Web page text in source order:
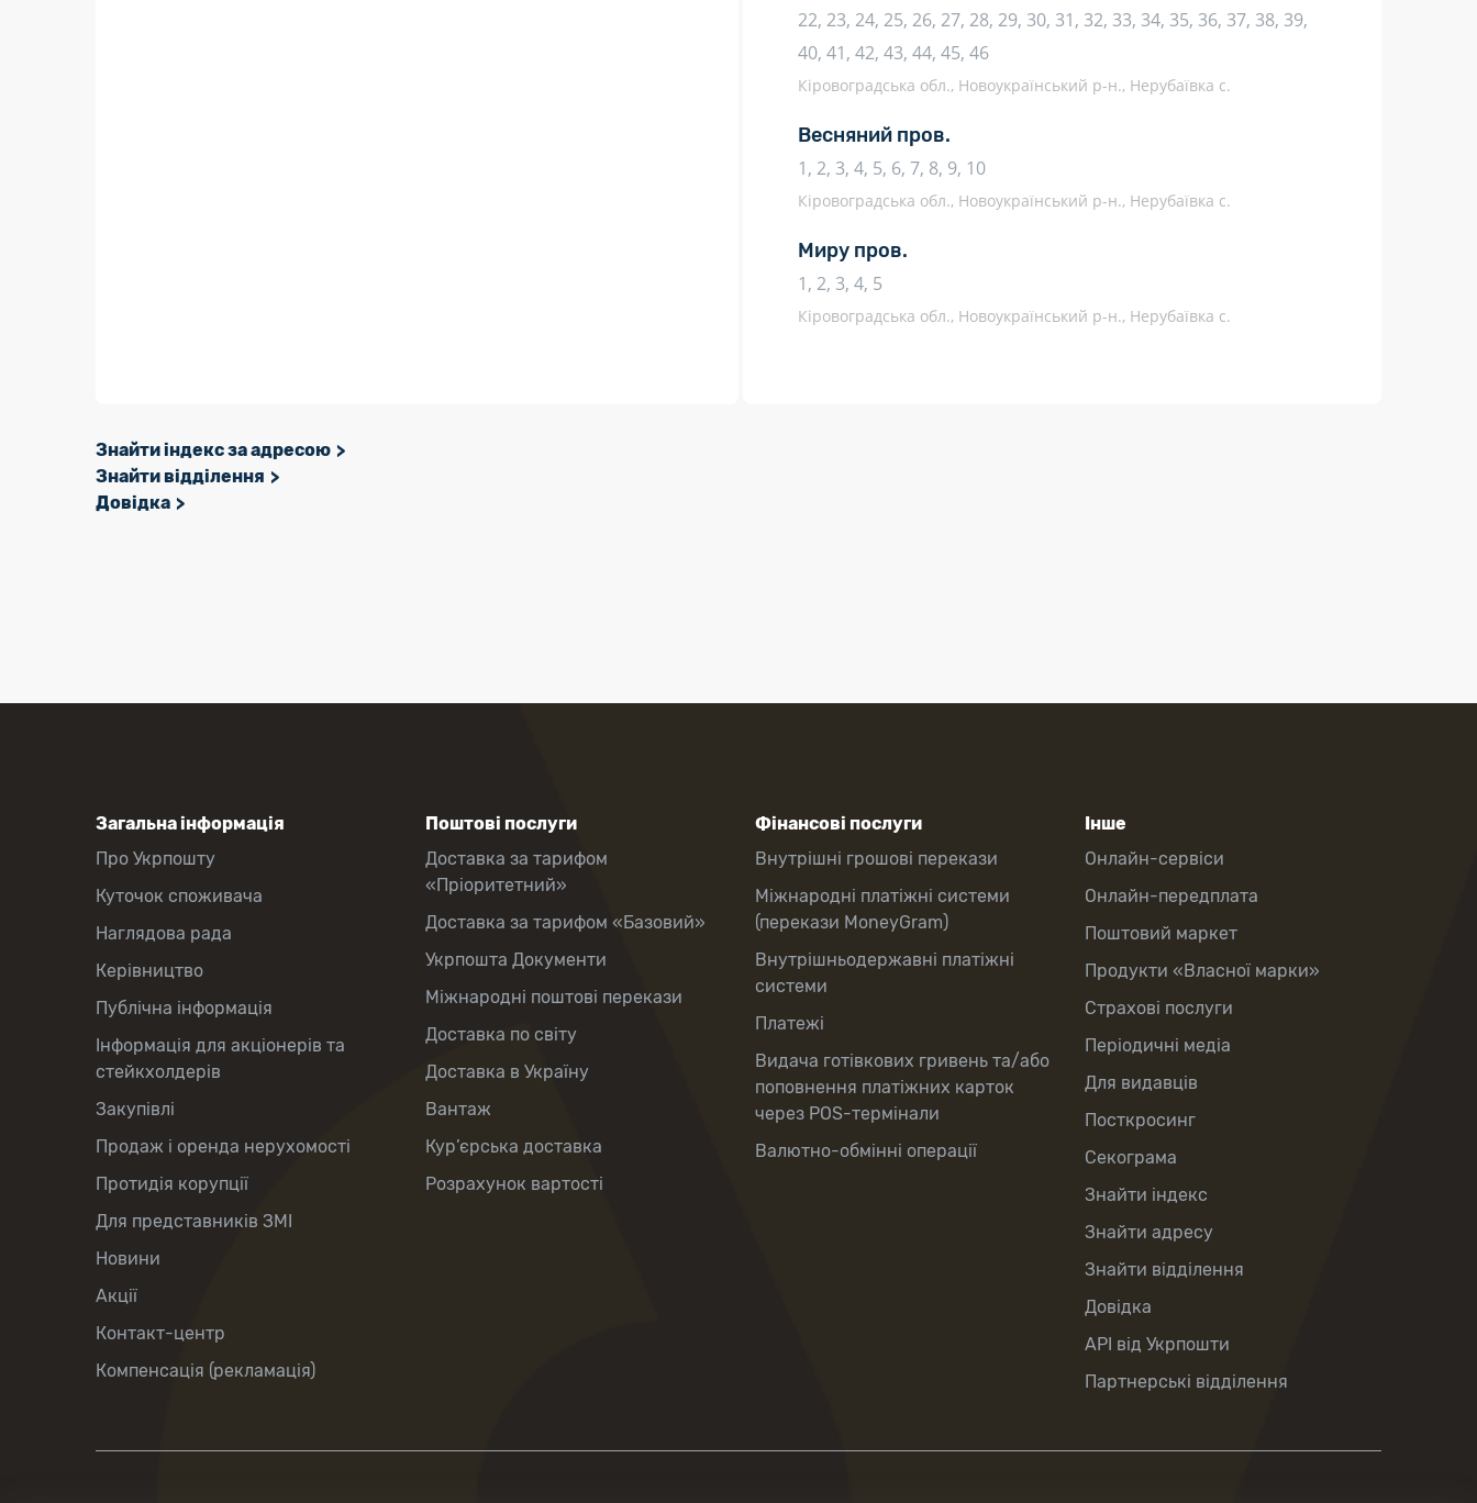
22, 23, 24, 25, 26, 27, 28, 29, 30, 31, 32, 33, 34, 35, 36, 37, 38, 39,
40, 41, 42, 43, 44, 45, 46
Кіровоградська обл., Новоукраїнський р-н., Нерубаївка с.
Весняний пров.
1, 2, 3, 4, 5, 6, 7, 8, 9, 10
Кіровоградська обл., Новоукраїнський р-н., Нерубаївка с.
Миру пров.
1, 2, 3, 4, 5
Кіровоградська обл., Новоукраїнський р-н., Нерубаївка с.
Знайти індекс за адресою
Знайти відділення
Довідка
Загальна інформація
Про Укрпошту
Куточок споживача
Наглядова рада
Керівництво
Публічна інформація
Інформація для акціонерів та
стейкхолдерів
Закупівлі
Продаж і оренда нерухомості
Протидія корупції
Для представників ЗМІ
Новини
Акції
Контакт-центр
Компенсація (рекламація)
Поштові послуги
Доставка за тарифом
«Пріоритетний»
Доставка за тарифом «Базовий»
Укрпошта Документи
Міжнародні поштові перекази
Доставка по світу
Доставка в Україну
Вантаж
Кур’єрська доставка
Розрахунок вартості
Фінансові послуги
Внутрішні грошові перекази
Міжнародні платіжні системи
(перекази MoneyGram)
Внутрішньодержавні платіжні
системи
Платежі
Видача готівкових гривень та/або
поповнення платіжних карток
через POS-термінали
Валютно-обмінні операції
Інше
Онлайн-сервіси
Онлайн-передплата
Поштовий маркет
Продукти «Власної марки»
Страхові послуги
Періодичні медіа
Для видавців
Посткросинг
Секограма
Знайти індекс
Знайти адресу
Знайти відділення
Довідка
API від Укрпошти
Партнерські відділення